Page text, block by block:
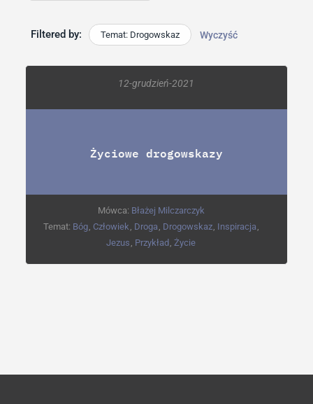
Filtered by: Temat: Drogowskaz Wyczyść
12-grudzień-2021
Życiowe drogowskazy
Mówca: Błażej Milczarczyk
Temat: Bóg Człowiek Droga Drogowskaz Inspiracja
Jezus Przykład ,Życie